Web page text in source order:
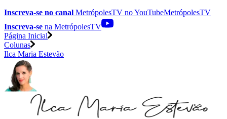
Inscreva-se no canal MetrópolesTV noYouTubeMetrópolesTV
Inscreva-se na MetrópolesTV
Página Inicial
Colunas
Ilca Maria Estevão